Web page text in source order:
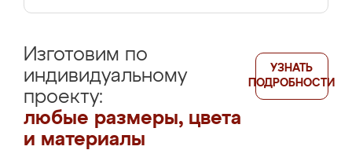
Изготовим по
индивидуальному
проекту:
любые размеры, цвета
и материалы
УЗНАТЬ
ПОДРОБНОСТИ